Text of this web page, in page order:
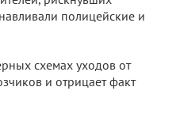
полицейские и
схемах уходов от
и отрицает факт